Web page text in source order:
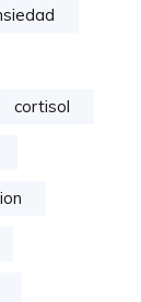
cortisol